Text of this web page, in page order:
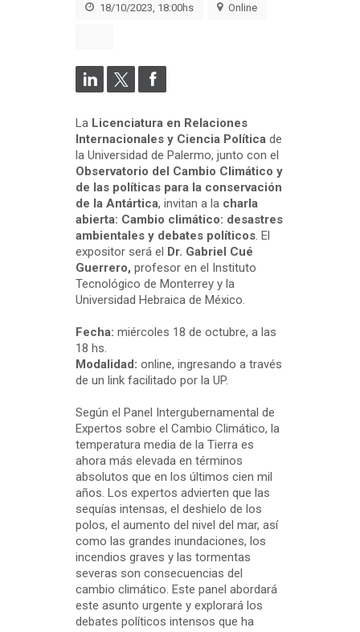
18/10/2023, 18:00hs Online
La Licenciatura en Relaciones
Internacionales y Ciencia Política de
la Universidad de Palermo, junto con el
Observatorio del Cambio Climático y
de las políticas para la conservación
de la Antártica, invitan a la charla
abierta: Cambio climático: desastres
ambientales y debates políticos. El
expositor será el Dr. Gabriel Cué
Guerrero, profesor en el Instituto
Tecnológico de Monterrey y la
Universidad Hebraica de México.
Fecha: miércoles 18 de octubre, a las
18 hs.
Modalidad: online, ingresando a través
de un link facilitado por la UP.
Según el Panel Intergubernamental de
Expertos sobre el Cambio Climático, la
temperatura media de la Tierra es
ahora más elevada en términos
absolutos que en los últimos cien mil
años. Los expertos advierten que las
sequías intensas, el deshielo de los
polos, el aumento del nivel del mar, así
como las grandes inundaciones, los
incendios graves y las tormentas
severas son consecuencias del
cambio climático. Este panel abordará
este asunto urgente y explorará los
debates políticos intensos que ha